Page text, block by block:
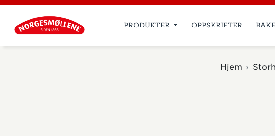
PRODUKTER OPPSKRIFTER
Hjem